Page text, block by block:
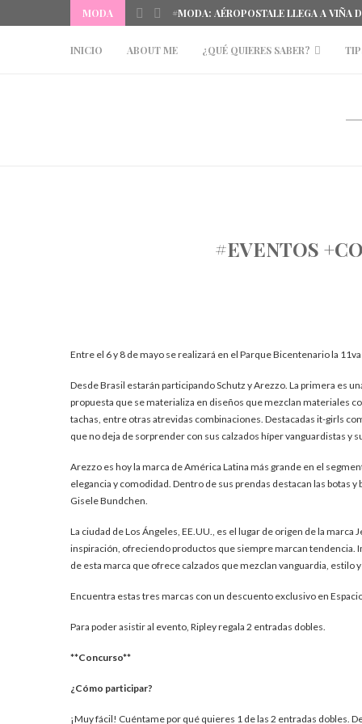
MODA #MODA: AÉROPOSTALE LLEGA A VIÑA
INICIO ABOUT ME ¿QUÉ QUIERES SABER?
#EVENTOS
Entre el 6 y 8 de mayo se realizará en el Parque Bicentenario la
Desde Brasil estarán participando Schutz y Arezzo. La primera es
propuesta que se materializa en diseños que mezclan materiales
tachas, entre otras atrevidas combinaciones. Destacadas it-girls
que no deja de sorprender con sus calzados híper vanguardistas y
Arezzo es hoy la marca de América Latina más grande en el
elegancia y comodidad. Dentro de sus prendas destacan las botas
Gisele Bundchen.
La ciudad de Los Ángeles, EE.UU., es el lugar de origen de la
inspiración, ofreciendo productos que siempre marcan tendencia.
de esta marca que ofrece calzados que mezclan vanguardia, estilo
Encuentra estas tres marcas con un descuento exclusivo en
Para poder asistir al evento, Ripley regala 2 entradas dobles.
**Concurso**
¿Cómo participar?
¡Muy fácil! Cuéntame por qué quieres 1 de las 2 entradas dobles.